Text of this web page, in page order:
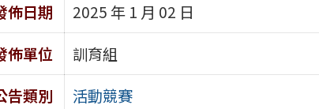
佈日期
2025 年 1 月 02 日
佈單位
訓育組
告類別
活動競賽